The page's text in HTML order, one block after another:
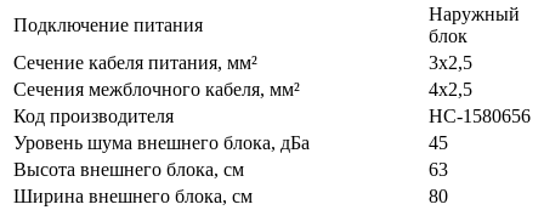
Подключение питания
Наружный
блок
Сечение кабеля питания, мм²
3x2,5
Сечения межблочного кабеля, мм²
4x2,5
Код производителя
НС-1580656
Уровень шума внешнего блока, дБа
45
Высота внешнего блока, см
63
Ширина внешнего блока, см
80